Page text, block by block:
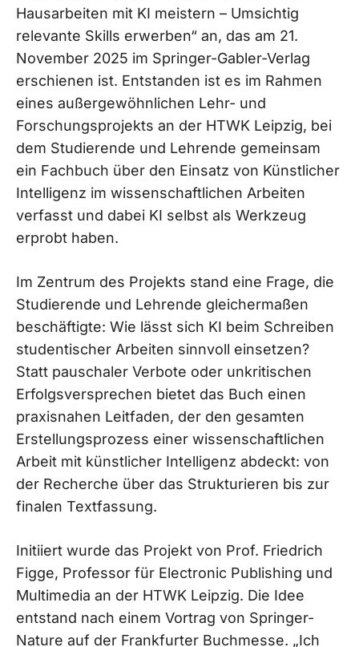
Hausarbeiten mit KI meistern – Umsichtig
relevante Skills erwerben“ an, das am 21.
November 2025 im Springer-Gabler-Verlag
erschienen ist. Entstanden ist es im Rahmen
eines außergewöhnlichen Lehr- und
Forschungsprojekts an der HTWK Leipzig, bei
dem Studierende und Lehrende gemeinsam
ein Fachbuch über den Einsatz von Künstlicher
Intelligenz im wissenschaftlichen Arbeiten
verfasst und dabei KI selbst als Werkzeug
erprobt haben.
Im Zentrum des Projekts stand eine Frage, die
Studierende und Lehrende gleichermaßen
beschäftigte: Wie lässt sich KI beim Schreiben
studentischer Arbeiten sinnvoll einsetzen?
Statt pauschaler Verbote oder unkritischen
Erfolgsversprechen bietet das Buch einen
praxisnahen Leitfaden, der den gesamten
Erstellungsprozess einer wissenschaftlichen
Arbeit mit künstlicher Intelligenz abdeckt: von
der Recherche über das Strukturieren bis zur
finalen Textfassung.
Initiiert wurde das Projekt von Prof. Friedrich
Figge, Professor für Electronic Publishing und
Multimedia an der HTWK Leipzig. Die Idee
entstand nach einem Vortrag von Springer-
Nature auf der Frankfurter Buchmesse. „Ich